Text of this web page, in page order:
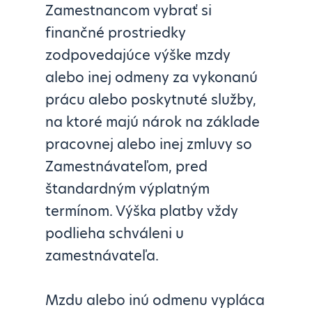
Zamestnancom vybrať si
finančné prostriedky
zodpovedajúce výške mzdy
alebo inej odmeny za vykonanú
prácu alebo poskytnuté služby,
na ktoré majú nárok na základe
pracovnej alebo inej zmluvy so
Zamestnávateľom, pred
štandardným výplatným
termínom. Výška platby vždy
podlieha schváleni u
zamestnávateľa.
Mzdu alebo inú odmenu vypláca